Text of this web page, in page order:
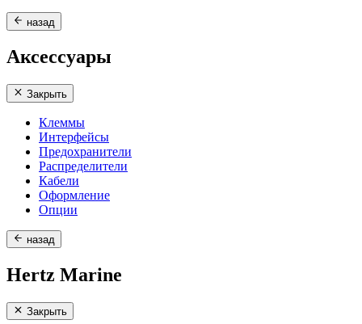
назад
Аксессуары
Закрыть
Клеммы
Интерфейсы
Предохранители
Распределители
Кабели
Оформление
Опции
назад
Hertz Marine
Закрыть